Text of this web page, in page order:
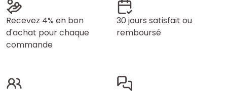
Recevez 4% en bon
d'achat pour chaque
commande
30 jours satisfait ou
remboursé